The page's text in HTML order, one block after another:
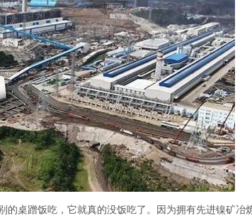
桌蹭饭吃，它就真的没饭吃了。因为拥有先进镍矿冶